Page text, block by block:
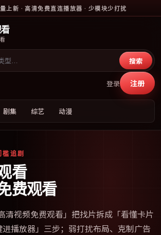
上新 · 高清免费直连播放器 · 少模块少打扰
剧集 综艺 动漫
搜索
登录 注册
追剧
看
费观看
清视频免费观看 」把找片拆成「看懂卡片
播放器」三步；弱打扰布局、克制广告